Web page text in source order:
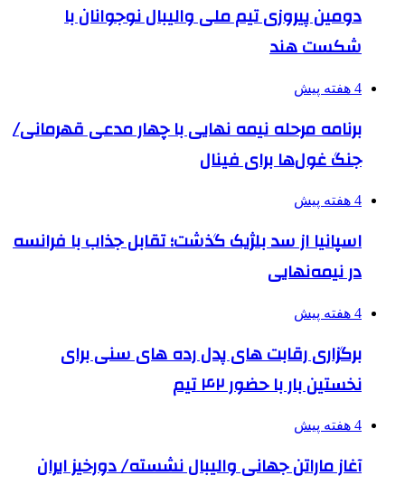
دومین پیروزی تیم ملی والیبال نوجوانان با
شکست هند
4 هفته پیش
برنامه مرحله نیمه نهایی با چهار مدعی قهرمانی/
جنگ غول‌ها برای فینال
4 هفته پیش
اسپانیا از سد بلژیک گذشت؛ تقابل جذاب با فرانسه
در نیمه‌نهایی
4 هفته پیش
برگزاری رقابت های پدل رده های سنی برای
نخستین بار با حضور ۴۲ تیم
4 هفته پیش
آغاز ماراتن جهانی والیبال نشسته/ دورخیز ایران